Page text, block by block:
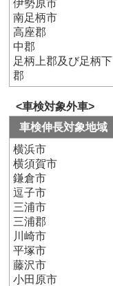
伊勢原市
南足柄市
高座郡
中郡
足柄上郡及び足柄下
郡
<車検対象外車>
車検伸長対象地域
横浜市
横須賀市
鎌倉市
逗子市
三浦市
三浦郡
川崎市
平塚市
藤沢市
小田原市